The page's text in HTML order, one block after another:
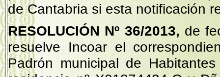
de Cantabria si esta notificación
RESOLUCIÓN Nº 36/2013, de
resuelve Incoar el
Padrón municipal de